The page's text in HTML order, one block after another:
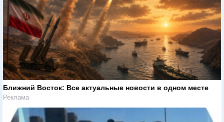
Ближний Восток: Все актуальные новости в одном месте
Реклама